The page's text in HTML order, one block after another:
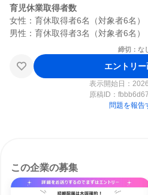
育児休業取得者数
女性：育休取得者6名（対象者6名）
締切：な
エントリー
表示開始日：
原稿ID：
問題を報告
この企業の募集